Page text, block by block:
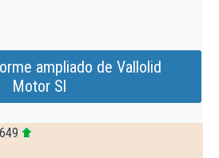
ampliado de Vallolid
Motor Sl